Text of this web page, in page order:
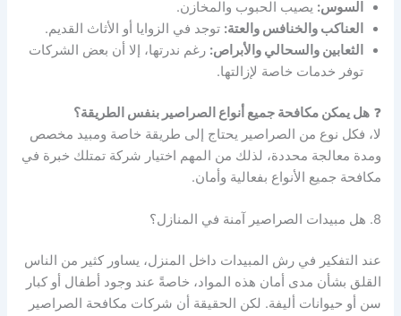
السوس: يصيب الحبوب والمخازن.
العناكب والخنافس والعتة: توجد في الزوايا أو الأثاث القديم.
الثعابين والسحالي والأبراص: رغم ندرتها، إلا أن بعض الشركات
توفر خدمات خاصة لإزالتها.
❓هل يمكن مكافحة جميع أنواع الصراصير بنفس الطريقة؟
لا، فكل نوع من الصراصير يحتاج إلى طريقة خاصة ومبيد مخصص
ومدة معالجة محددة، لذلك من المهم اختيار شركة تمتلك خبرة في
مكافحة جميع الأنواع بفعالية وأمان.
8. هل مبيدات الصراصير آمنة في المنازل؟
عند التفكير في رش المبيدات داخل المنزل، يساور كثير من الناس
القلق بشأن مدى أمان هذه المواد، خاصةً عند وجود أطفال أو كبار
سن أو حيوانات أليفة. لكن الحقيقة أن شركات مكافحة الصراصير